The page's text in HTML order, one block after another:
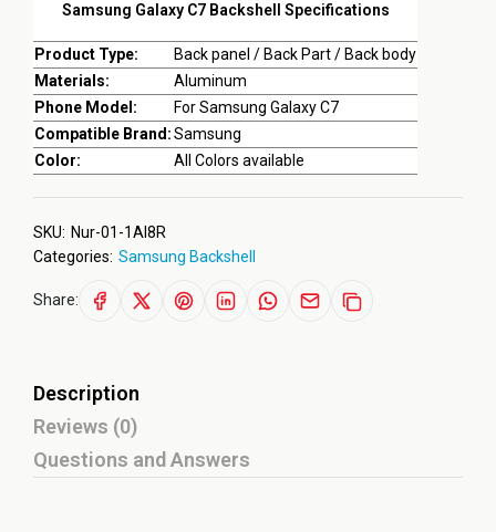
Samsung Galaxy C7 Backshell Specifications
Product Type:
Back panel / Back Part / Back body
Materials:
Aluminum
Phone Model:
For Samsung Galaxy C7
Compatible Brand:Samsung
Color:
All Colors available
SKU: Nur-01-1AI8R
Categories: Samsung Backshell
Share:
Description
Reviews (0)
Questions and Answers